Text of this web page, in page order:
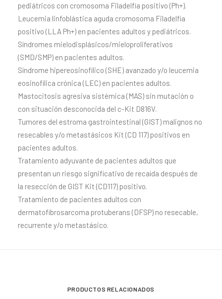
pediátricos con cromosoma Filadelfia positivo (Ph+).
Leucemia linfoblástica aguda cromosoma Filadelfia
positivo (LLA Ph+) en pacientes adultos y pediátricos.
Síndromes mielodisplásicos/mieloproliferativos
(SMD/SMP) en pacientes adultos.
Síndrome hipereosinofílico (SHE) avanzado y/o leucemia
eosinofílica crónica (LEC) en pacientes adultos.
Mastocitosis agresiva sistémica (MAS) sin mutación o
con situación desconocida del c-Kit D816V.
Tumores del estroma gastrointestinal (GIST) malignos no
resecables y/o metastásicos Kit (CD 117) positivos en
pacientes adultos.
Tratamiento adyuvante de pacientes adultos que
presentan un riesgo significativo de recaída después de
la resección de GIST Kit (CD117) positivo.
Tratamiento de pacientes adultos con
dermatofibrosarcoma protuberans (DFSP) no resecable,
recurrente y/o metastásico.
PRODUCTOS RELACIONADOS